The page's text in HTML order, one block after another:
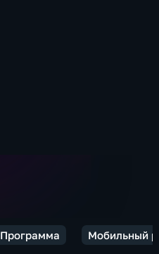
Программа Мобильный